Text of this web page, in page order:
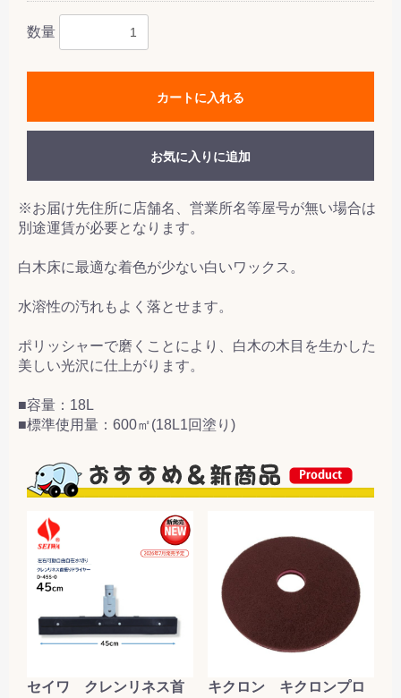
数量
カートに入れる
お気に入りに追加
※お届け先住所に店舗名、営業所名等屋号が無い場合は
別途運賃が必要となります。
白木床に最適な着色が少ない白いワックス。
水溶性の汚れもよく落とせます。
ポリッシャーで磨くことにより、白木の木目を生かした
美しい光沢に仕上がります。
■容量：18L
■標準使用量：600㎡(18L1回塗り)
セイワ クレンリネス首
キクロン キクロンプロ